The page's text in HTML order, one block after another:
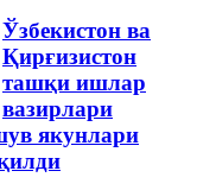
Ўзбекистон ва
Қирғизистон
ташқи ишлар
вазирлари
якунлари